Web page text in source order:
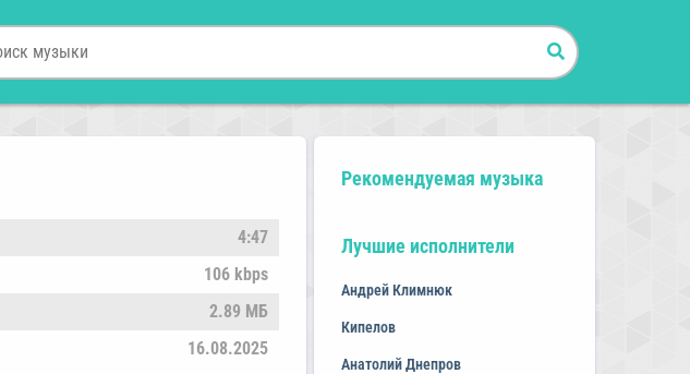
4:47
106 kbps
2.89 МБ
16.08.2025
Рекомендуемая музыка
Лучшие исполнители
Андрей Климнюк
Кипелов
Анатолий Днепров